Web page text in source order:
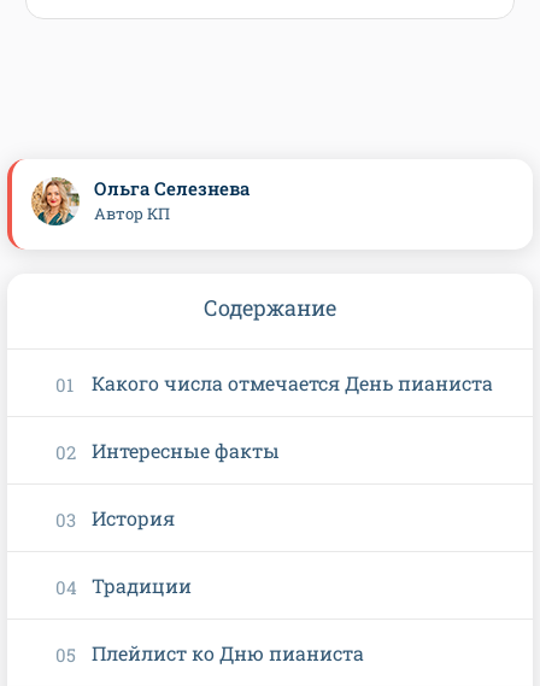
Ольга Селезнева
Автор КП
Содержание
Какого числа отмечается День пианиста
Интересные факты
История
Традиции
Плейлист ко Дню пианиста